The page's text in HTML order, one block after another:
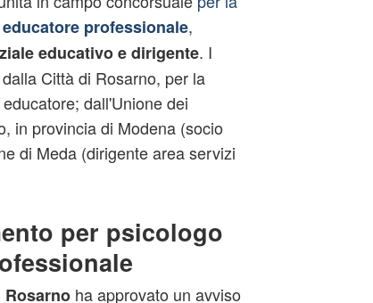
professionale,
educativo e dirigente. I
Città di Rosarno, per la
dall'Unione dei
in provincia di Modena (socio
di Meda (dirigente area servizi
per psicologo
Rosarnoha approvato un avviso